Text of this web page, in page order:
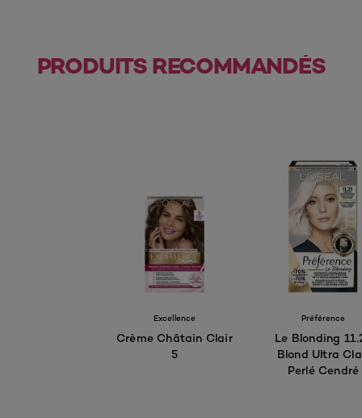
PRODUITS RECOMMANDÉS
Excellence
Crème Châtain Clair
5
Préférence
Le Blonding
Blond Ultra
Perlé Cendré